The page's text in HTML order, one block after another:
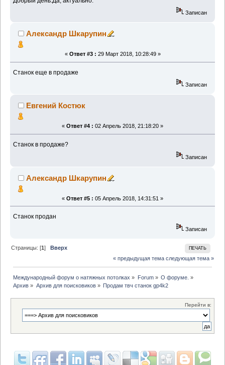
Записан
Александр Шкарупин
« Ответ #3 : 29 Март 2018, 10:28:49 »
Станок еще в продаже
Записан
Евгений Костюк
« Ответ #4 : 02 Апрель 2018, 21:18:20 »
Станок в продаже?
Записан
Александр Шкарупин
« Ответ #5 : 05 Апрель 2018, 14:31:51 »
Станок продан
Записан
ПЕЧАТЬ
Страницы: [1]Вверх
« предыдущая тема следующая тема »
Международный форум о натяжных потолках » Forum» О форуме. »
Архив » Архив для поисковиков» Продам твч станок gp4k2
Перейти в: